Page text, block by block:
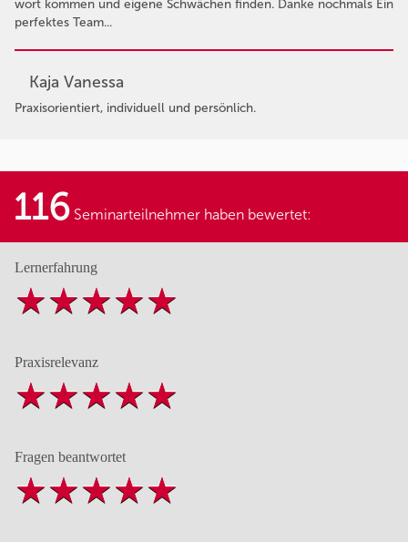
wort kommen und eigene Schwächen finden. Danke nochmals Ein
perfektes Team...
Kaja Vanessa
Praxisorientiert, individuell und persönlich.
116 Seminarteilnehmer haben bewertet:
Lernerfahrung
Praxisrelevanz
Fragen beantwortet